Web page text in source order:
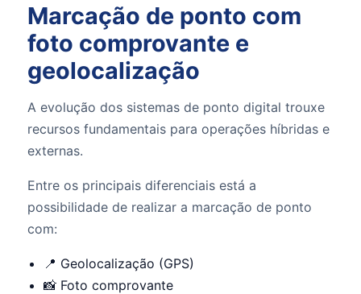
Marcação de ponto com
foto comprovante e
geolocalização
A evolução dos sistemas de ponto digital trouxe
recursos fundamentais para operações híbridas e
externas.
Entre os principais diferenciais está a
possibilidade de realizar a marcação de ponto
com:
📍 Geolocalização (GPS)
📸 Foto comprovante